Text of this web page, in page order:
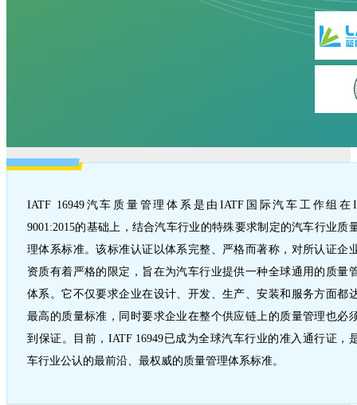
IATF 16949汽车质量管理体系是由IATF国际汽车工作组在
9001:2015的基础上，结合汽车行业的特殊要求制定的汽车行业质
理体系标准。该标准认证以体系完整、严格而著称，对所认证企
资质有着严格的限定，旨在为汽车行业提供一种全球通用的质量
体系。它不仅要求企业在设计、开发、生产、安装和服务方面都
最高的质量标准，同时要求企业在整个供应链上的质量管理也必
到保证。目前，IATF 16949已成为全球汽车行业的准入通行证，
车行业公认的最前沿、最权威的质量管理体系标准。